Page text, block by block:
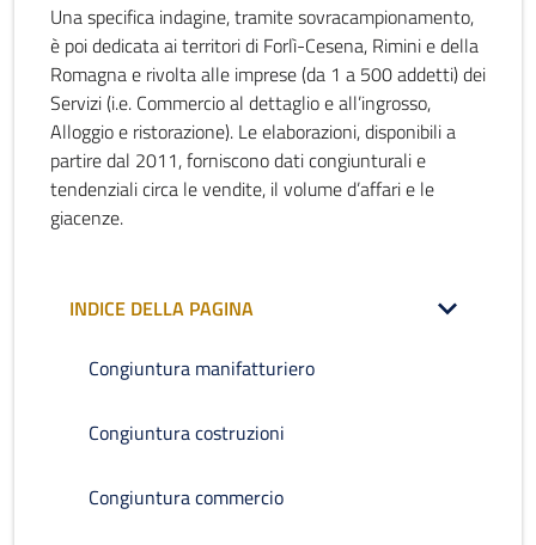
Una specifica indagine, tramite sovracampionamento,
è poi dedicata ai territori di Forlì-Cesena, Rimini e della
Romagna e rivolta alle imprese (da 1 a 500 addetti) dei
Servizi (i.e. Commercio al dettaglio e all’ingrosso,
Alloggio e ristorazione). Le elaborazioni, disponibili a
partire dal 2011, forniscono dati congiunturali e
tendenziali circa le vendite, il volume d’affari e le
giacenze.
INDICE DELLA PAGINA
Congiuntura manifatturiero
Congiuntura costruzioni
Congiuntura commercio